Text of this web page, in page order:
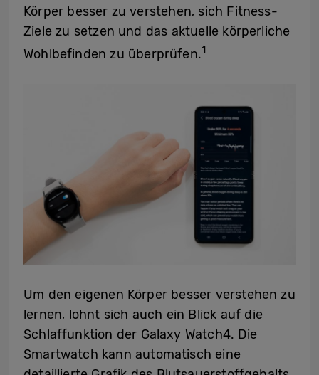
Körper besser zu verstehen, sich Fitness-
Ziele zu setzen und das aktuelle körperliche
Wohlbefinden zu überprüfen.1
Um den eigenen Körper besser verstehen zu
lernen, lohnt sich auch ein Blick auf die
Schlaffunktion der Galaxy Watch4. Die
Smartwatch kann automatisch eine